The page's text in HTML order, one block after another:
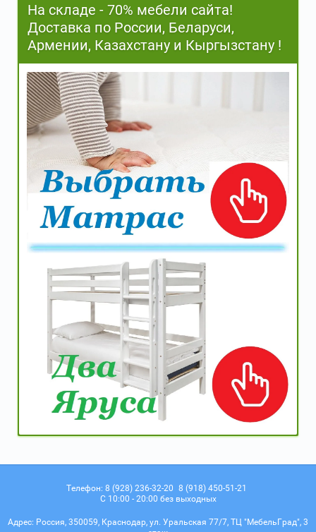
На складе - 70% мебели сайта!
Доставка по России, Беларуси,
Армении, Казахстану и Кыргызстану !
Телефон: 8 (928) 236-32-20 8 (918) 450-51-21
С 10:00 - 20:00 без выходных
Адрес: Россия, 350059, Краснодар, ул. Уральская 77/7, ТЦ "МебельГрад", 3